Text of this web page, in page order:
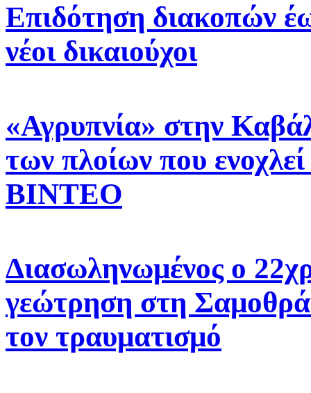
Επιδότηση διακοπών
νέοι δικαιούχοι
«Αγρυπνία» στην
των πλοίων που
ΒΙΝΤΕΟ
Διασωληνωμένος ο
γεώτρηση στη
τον τραυματισμό